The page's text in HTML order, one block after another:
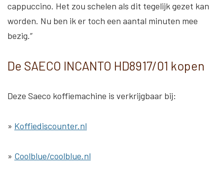
cappuccino. Het zou schelen als dit tegelijk gezet kan
worden. Nu ben ik er toch een aantal minuten mee
bezig.”
De SAECO INCANTO HD8917/01 kopen
Deze Saeco koffiemachine is verkrijgbaar bij:
» Koffiediscounter.nl
» Coolblue/coolblue.nl